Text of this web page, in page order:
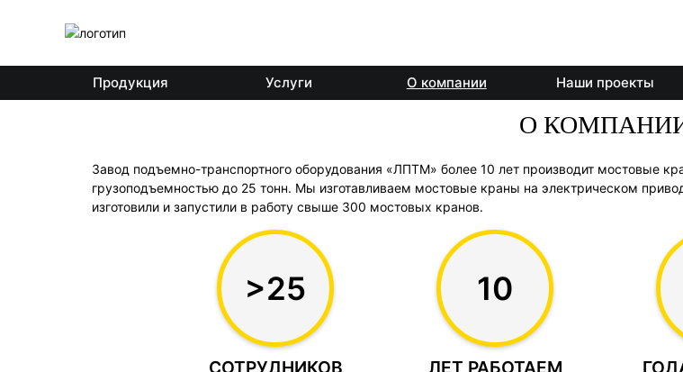
Продукция Услуги О компании Наши проекты
О
Завод подъемно-транспортного оборудования «ЛПТМ» более 10 лет производит мостовые
грузоподъемностью до 25 тонн. Мы изготавливаем мостовые краны на электрическом
изготовили и запустили в работу свыше 300 мостовых кранов.
>25
СОТРУДНИКОВ
10
ЛЕТ РАБОТАЕМ